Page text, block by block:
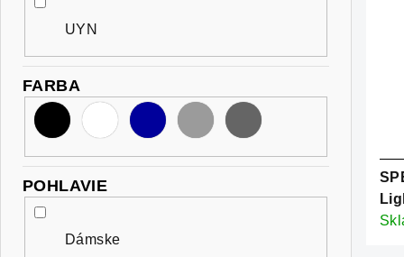
UYN
FARBA
POHLAVIE
Dámske